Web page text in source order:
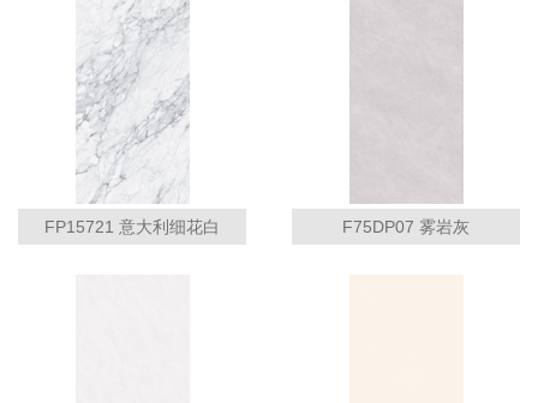
FP15721 意大利细花白 F75DP07 雾岩灰